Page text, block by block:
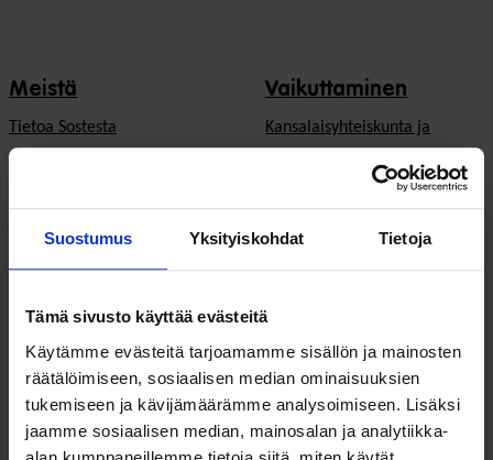
Suostumus Yksityiskohdat Tietoja
Tämä sivusto käyttää evästeitä
Käytämme evästeitä tarjoamamme sisällön ja mainosten
räätälöimiseen, sosiaalisen median ominaisuuksien
tukemiseen ja kävijämäärämme analysoimiseen. Lisäksi
jaamme sosiaalisen median, mainosalan ja analytiikka-
Meistä
Tietoa Sostesta
Hae jäseneksi
Verkostot
Varaa kokoustila
Yhteistyökumppaniksi
Vaikuttaminen
Kansalaisyhteiskunta ja
Hyvinvointitalous
edistäminen
Sosiaali- ja terveyspalvelut
Toimeentulo